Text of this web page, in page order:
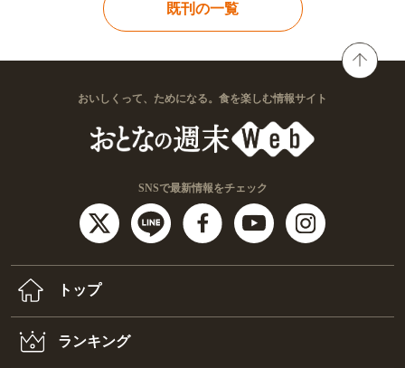
既刊の一覧
おいしくって、ためになる。食を楽しむ情報サイト
SNSで最新情報をチェック
トップ
ランキング